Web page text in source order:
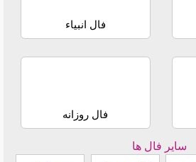
فال انبیاء
فال روزانه
سایر فال ها